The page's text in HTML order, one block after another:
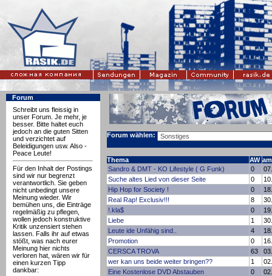
Forum
Schreibt uns fleissig in
unser Forum. Je mehr, je
besser. Bitte haltet euch
jedoch an die guten Sitten
und verzichtet auf
Beleidigungen usw. Also -
Peace Leute!
Für den Inhalt der Postings
sind wir nur begrenzt
verantwortlich. Sie geben
nicht unbedingt unsere
Meinung wieder. Wir
bemühen uns, die Einträge
regelmäßig zu pflegen,
wollen jedoch konstruktive
Kritik unzensiert stehen
lassen. Falls ihr auf etwas
stößt, was nach eurer
Meinung hier nichts
verloren hat, wären wir für
einen kurzen Tipp
dankbar:
Forum wählen:
Thema AW am
Sandro & DMT - KO Lifestyle ( G Funk)
0
Suche altes Lied von dieser Seite
0
Hip Hop for Society !
0
Real Rap! Exclusiv!!!
8
!.kla$
0
Liebe
1
Leute ide Unfähig sind..
4
Promotion
0
CERSCA TROVA
63
wer kan uns beide weiter bringen??
1
Eine Kostenlose DVD Abstauben
0